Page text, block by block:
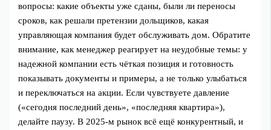
вопросы: какие объекты уже сданы, были ли переносы
сроков, как решали претензии дольщиков, какая
управляющая компания будет обслуживать дом. Обратите
внимание, как менеджер реагирует на неудобные темы: у
надежной компании есть чёткая позиция и готовность
показывать документы и примеры, а не только улыбаться
и переключаться на акции. Если чувствуете давление
(«сегодня последний день», «последняя квартира»),
делайте паузу. В 2025‑м рынок всё ещё конкурентный, и